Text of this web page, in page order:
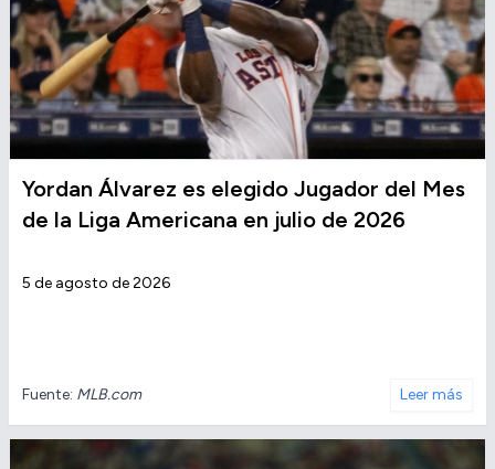
Yordan Álvarez es elegido Jugador del Mes
de la Liga Americana en julio de 2026
5 de agosto de 2026
Fuente: MLB.com Leer más